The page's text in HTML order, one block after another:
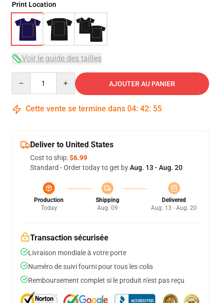
Print Location
Voir le guide des tailles
AJOUTER AU PANIER
Cette vente se termine dans 04: 42: 54
Deliver to United States
Cost to ship:$6.99
Standard - Order today to get byAug. 13 - Aug. 20
Production
Today
Shipping
Aug. 09
Delivered
Aug. 13 - Aug. 20
Transaction sécurisée
Livraison mondiale à votre porte
Numéro de suivi fourni pour tous les colis
Remboursement complet si le produit n'est pas reçu